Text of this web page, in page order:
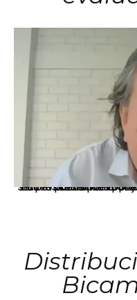
La presidenta Keiko Fujimori informó que la solicitud de indulto presentada por el